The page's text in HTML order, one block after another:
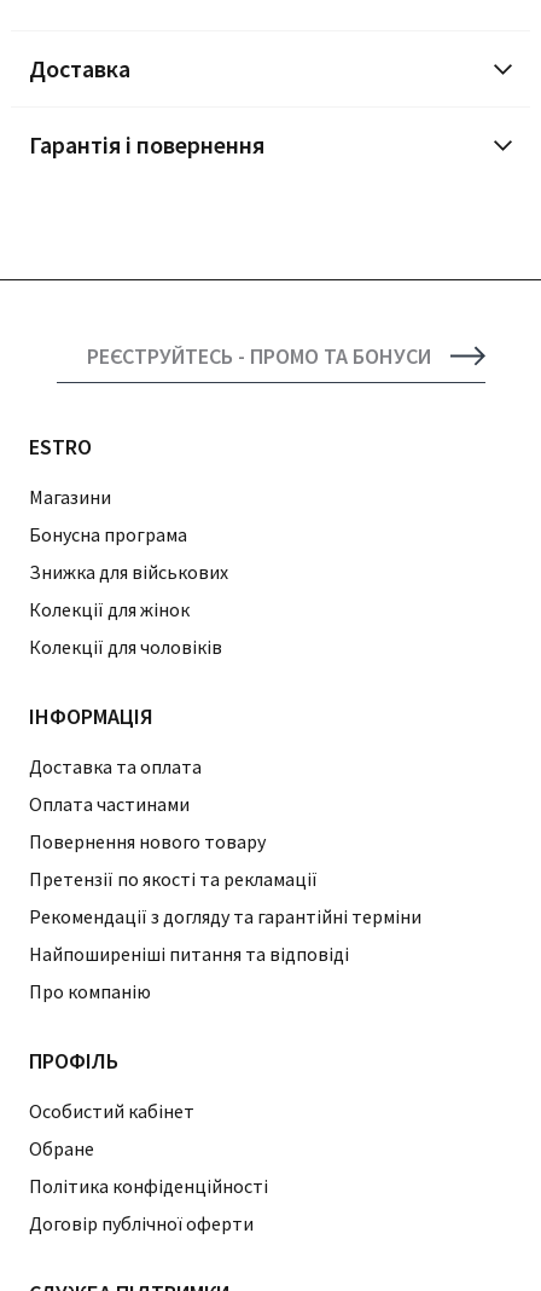
Доставка
Гарантія і повернення
РЕЄСТРУЙТЕСЬ - ПРОМО ТА БОНУСИ
ESTRO
Магазини
Бонусна програма
Знижка для військових
Колекції для жінок
Колекції для чоловіків
ІНФОРМАЦІЯ
Доставка та оплата
Оплата частинами
Повернення нового товару
Претензії по якості та рекламації
Рекомендації з догляду та гарантійні терміни
Найпоширеніші питання та відповіді
Про компанію
ПРОФІЛЬ
Особистий кабінет
Обране
Політика конфіденційності
Договір публічної оферти